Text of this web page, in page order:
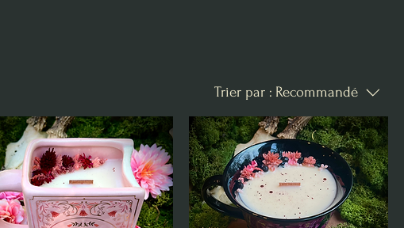
Trier par : Recommandé